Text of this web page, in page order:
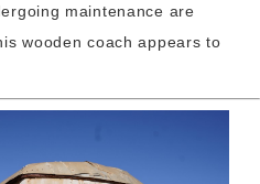
maintenance are
wooden coach appears to